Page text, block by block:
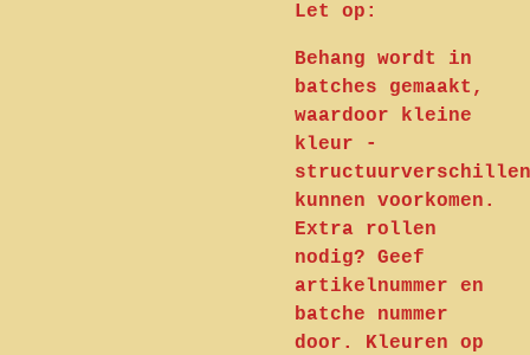
Let op:
Behang wordt in
batches gemaakt,
waardoor kleine
kleur -
structuurverschillen
kunnen voorkomen.
Extra rollen
nodig? Geef
artikelnummer en
batche nummer
door. Kleuren op